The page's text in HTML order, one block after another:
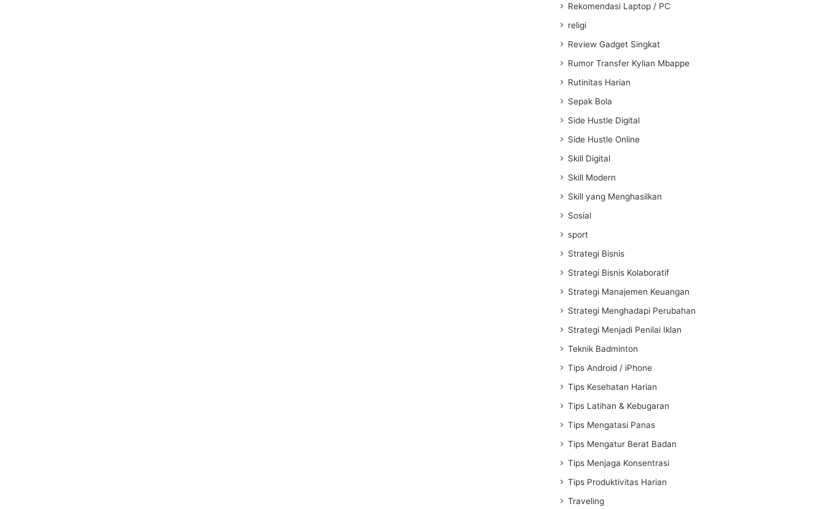
Rekomendasi Laptop / PC
religi
Review Gadget Singkat
Rumor Transfer Kylian Mbappe
Rutinitas Harian
Sepak Bola
Side Hustle Digital
Side Hustle Online
Skill Digital
Skill Modern
Skill yang Menghasilkan
Sosial
sport
Strategi Bisnis
Strategi Bisnis Kolaboratif
Strategi Manajemen Keuangan
Strategi Menghadapi Perubahan
Strategi Menjadi Penilai Iklan
Teknik Badminton
Tips Android / iPhone
Tips Kesehatan Harian
Tips Latihan & Kebugaran
Tips Mengatasi Panas
Tips Mengatur Berat Badan
Tips Menjaga Konsentrasi
Tips Produktivitas Harian
Traveling